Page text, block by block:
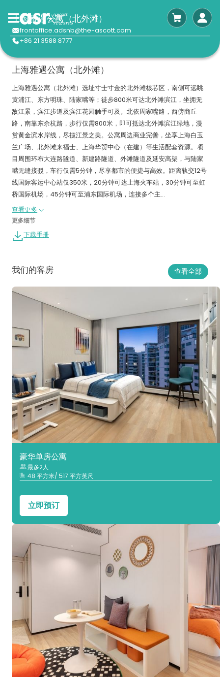
上海雅遇公寓（北外滩）
frontoffice.adsnb@the-ascott.com
+86 21 3588 8777
上海雅遇公寓（北外滩）
上海雅遇公寓（北外滩）选址寸士寸金的北外滩核芯区，南侧可远眺
黄浦江、东方明珠、陆家嘴等；徒步800米可达北外滩滨江，坐拥无
敌江景，滨江步道及滨江花园触手可及。北依周家嘴路，西傍商丘
路，南靠东余杭路，步行仅需800米，即可抵达北外滩滨江绿地，漫
赏黄金滨水岸线，尽揽江景之美。公寓周边商业完善，坐享上海白玉
兰广场、北外滩来福士、上海华贸中心（在建）等生活配套资源。项
目周围环布大连路隧道、新建路隧道、外滩隧道及延安高架，与陆家
嘴无缝接驳，车行仅需5分钟，尽享都市的便捷与高效。距离轨交12号
线国际客运中心站仅350米，20分钟可达上海火车站，30分钟可至虹
桥国际机场，45分钟可至浦东国际机场，连接多个主...
查看更多
更多细节
下载手册
我们的客房 查看全部
豪华单房公寓
最多2人
48 平方米/ 517 平方英尺
立即预订